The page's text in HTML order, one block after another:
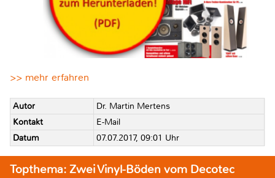
>> mehr erfahren
Autor
Dr. Martin Mertens
Kontakt
E-Mail
Datum
07.07.2017, 09:01 Uhr
Topthema: Zwei Vinyl-Böden vom Decotec